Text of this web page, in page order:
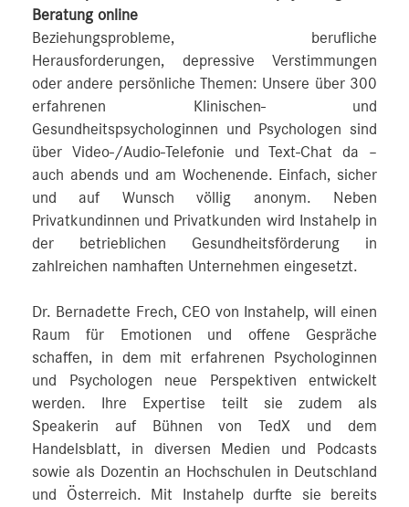
Beratung online
Beziehungsprobleme, berufliche
Herausforderungen, depressive Verstimmungen
oder andere persönliche Themen: Unsere über 300
erfahrenen Klinischen- und
Gesundheitspsychologinnen und Psychologen sind
über Video-/Audio-Telefonie und Text-Chat da –
auch abends und am Wochenende. Einfach, sicher
und auf Wunsch völlig anonym. Neben
Privatkundinnen und Privatkunden wird Instahelp in
der betrieblichen Gesundheitsförderung in
zahlreichen namhaften Unternehmen eingesetzt.
Dr. Bernadette Frech, CEO von Instahelp, will einen
Raum für Emotionen und offene Gespräche
schaffen, in dem mit erfahrenen Psychologinnen
und Psychologen neue Perspektiven entwickelt
werden. Ihre Expertise teilt sie zudem als
Speakerin auf Bühnen von TedX und dem
Handelsblatt, in diversen Medien und Podcasts
sowie als Dozentin an Hochschulen in Deutschland
und Österreich. Mit Instahelp durfte sie bereits